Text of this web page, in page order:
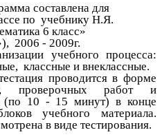
составлена для
по учебнику Н.Я.
6 класс»
2006 - 2009г.
учебного процесса:
классные и внеклассные.
проводится в форме
проверочных работ и
(по 10 - 15 минут) в конце
учебного материала.
в виде тестирования.